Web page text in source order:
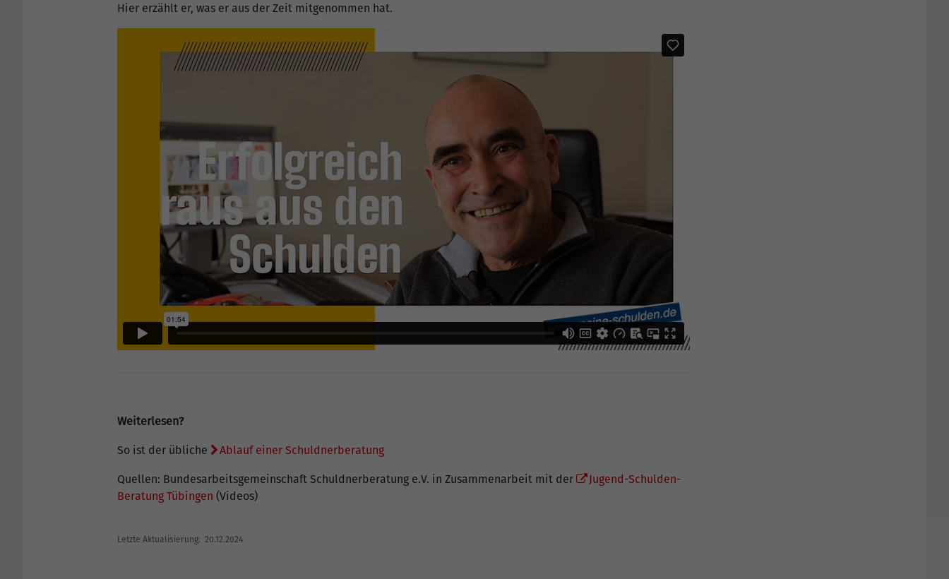
Hier erzählt er, was er aus der Zeit mitgenommen hat.
Weiterlesen?
So ist der übliche Ablauf einer Schuldnerberatung
Quellen: Bundesarbeitsgemeinschaft Schuldnerberatung e.V. in Zusammenarbeit mit der
Jugend-Schulden-
Beratung Tübingen (Videos)
Letzte Aktualisierung: 20.12.2024